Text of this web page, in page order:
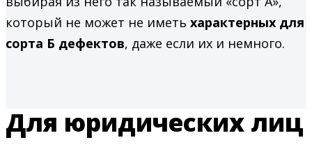
который не может не иметь характерных для
сорта Б дефектов, даже если их и немного.
Для юридических лиц